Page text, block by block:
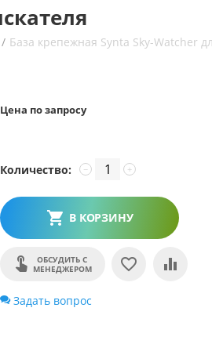
/ База крепежная Synta Sky-Watcher
Цена по запросу
Количество: +
−
В КОРЗИНУ
ОБСУДИТЬ С
МЕНЕДЖЕРОМ
Задать вопрос